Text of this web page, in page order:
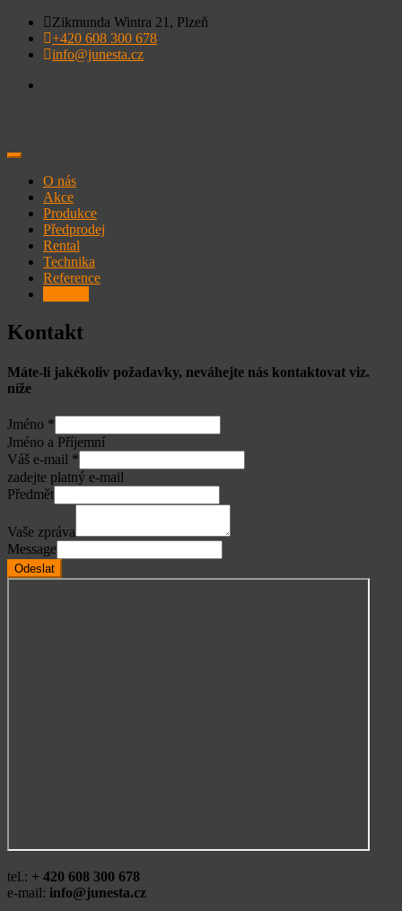
Skip
content
Zikmunda Wintra 21, Plzeň
+420 608 300 678
info@junesta.cz
O nás
Akce
Produkce
Předprodej
Rental
Technika
Reference
Kontakt
Máte-li jakékoliv požadavky, neváhejte nás kontaktovat viz.
níže
Jméno *
Jméno a Příjemní
Váš e-mail *
zadejte platný e-mail
Předmět
Vaše zpráva
Message
Odeslat
tel.: + 420 608 300 678
e-mail: info@junesta.cz